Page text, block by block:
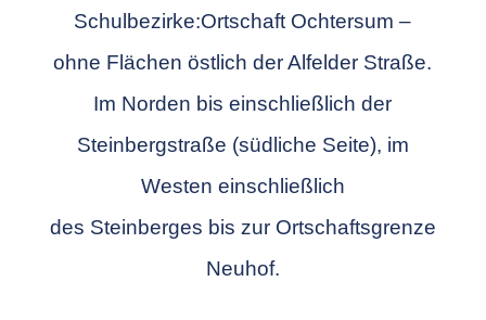
Schulbezirke:Ortschaft Ochtersum –
ohne Flächen östlich der Alfelder Straße.
Im Norden bis einschließlich der
Steinbergstraße (südliche Seite), im
Westen einschließlich
des Steinberges bis zur Ortschaftsgrenze
Neuhof.